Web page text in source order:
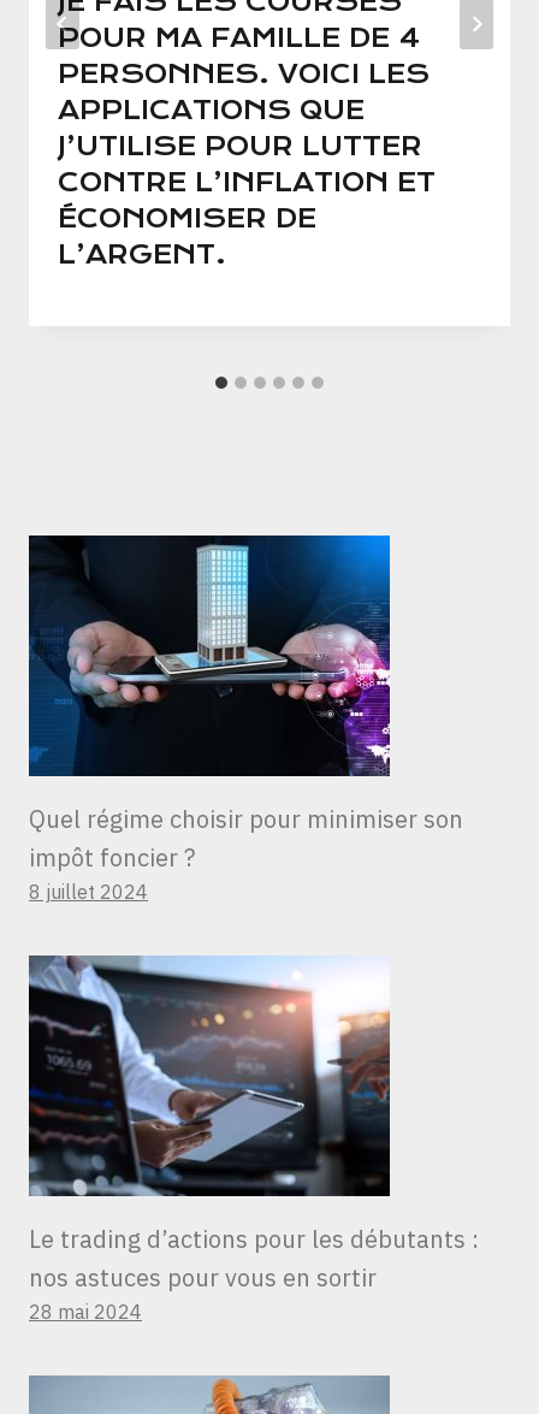
POUR MA FAMILLE DE 4
PERSONNES. VOICI LES
APPLICATIONS QUE
J’UTILISE POUR LUTTER
CONTRE L’INFLATION ET
ÉCONOMISER DE
L’ARGENT.
Quel régime choisir pour minimiser son
impôt foncier ?
8 juillet 2024
Le trading d’actions pour les débutants :
nos astuces pour vous en sortir
28 mai 2024